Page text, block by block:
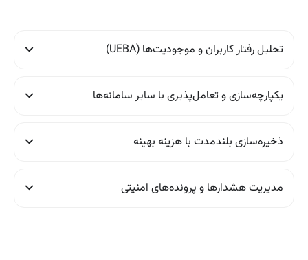
تحلیل رفتار کاربران و موجودیت‌ها (UEBA)
یکپارچه‌سازی و تعامل‌پذیری با سایر سامانه‌ها
ذخیره‌سازی بلندمدت با هزینه بهینه
مدیریت هشدارها و پرونده‌های امنیتی